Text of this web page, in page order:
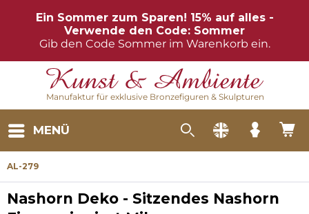
Ein Sommer zum Sparen! 15% auf alles -
Verwende den Code: Sommer
Gib den Code Sommer im Warenkorb ein.
Manufaktur für exklusive Bronzefiguren & Skulpturen
MENÜ
AL-279
Nashorn Deko - Sitzendes Nashorn